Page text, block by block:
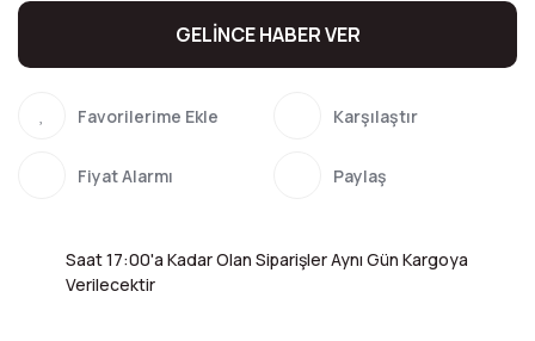
GELİNCE HABER VER
Karşılaştır
Fiyat Alarmı Paylaş
Saat 17:00'a Kadar Olan Siparişler Aynı Gün Kargoya
Verilecektir